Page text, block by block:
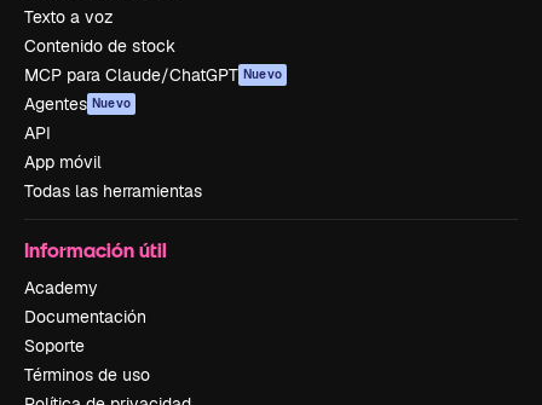
Texto a voz
Contenido de stock
MCP para Claude/ChatGPT Nuevo
Agentes Nuevo
API
App móvil
Todas las herramientas
Información útil
Academy
Documentación
Soporte
Términos de uso